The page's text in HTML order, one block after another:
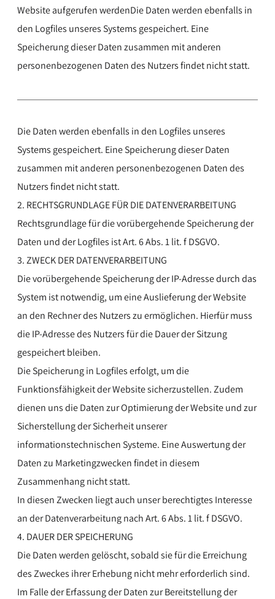
Website aufgerufen werdenDie Daten werden ebenfalls in
den Logfiles unseres Systems gespeichert. Eine
Speicherung dieser Daten zusammen mit anderen
personenbezogenen Daten des Nutzers findet nicht statt.
Die Daten werden ebenfalls in den Logfiles unseres
Systems gespeichert. Eine Speicherung dieser Daten
zusammen mit anderen personenbezogenen Daten des
Nutzers findet nicht statt.
2. RECHTSGRUNDLAGE FÜR DIE DATENVERARBEITUNG
Rechtsgrundlage für die vorübergehende Speicherung der
Daten und der Logfiles ist Art. 6 Abs. 1 lit. f DSGVO.
3. ZWECK DER DATENVERARBEITUNG
Die vorübergehende Speicherung der IP-Adresse durch das
System ist notwendig, um eine Auslieferung der Website
an den Rechner des Nutzers zu ermöglichen. Hierfür muss
die IP-Adresse des Nutzers für die Dauer der Sitzung
gespeichert bleiben.
Die Speicherung in Logfiles erfolgt, um die
Funktionsfähigkeit der Website sicherzustellen. Zudem
dienen uns die Daten zur Optimierung der Website und zur
Sicherstellung der Sicherheit unserer
informationstechnischen Systeme. Eine Auswertung der
Daten zu Marketingzwecken findet in diesem
Zusammenhang nicht statt.
In diesen Zwecken liegt auch unser berechtigtes Interesse
an der Datenverarbeitung nach Art. 6 Abs. 1 lit. f DSGVO.
4. DAUER DER SPEICHERUNG
Die Daten werden gelöscht, sobald sie für die Erreichung
des Zweckes ihrer Erhebung nicht mehr erforderlich sind.
Im Falle der Erfassung der Daten zur Bereitstellung der